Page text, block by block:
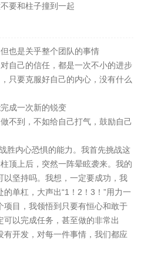
要和柱子撞到一起
也是关乎整个团队的事情
自己的信任，都是一次不小的进步
只要克服好自己的内心，没有什么
成一次新的锐变
不到，不如给自己打气，鼓励自己
胜内心恐惧的能力。我首先挑战这
顶上后，突然一阵晕眩袭来。我的
以坚持吗。我想，一定要成功，我
单杠，大声出“1！2！3！”用力一
项目，我领悟到只要有恒心和敢于
以完成任务，甚至做的非常出
有开发，对每一件事情，我们都应